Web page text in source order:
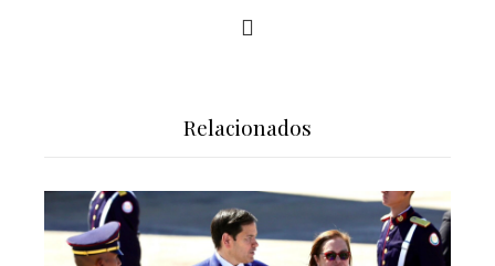
Relacionados